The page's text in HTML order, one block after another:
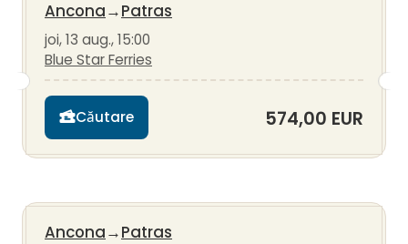
Ancona→Patras
joi, 13 aug., 15:00
Blue Star Ferries
Căutare 574,00 EUR
Ancona→Patras